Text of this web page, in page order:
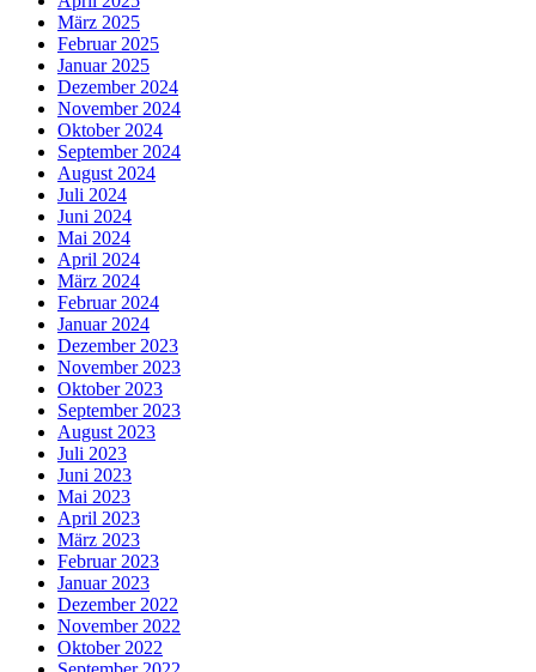
März 2025
Februar 2025
Januar 2025
Dezember 2024
November 2024
Oktober 2024
September 2024
August 2024
Juli 2024
Juni 2024
Mai 2024
April 2024
März 2024
Februar 2024
Januar 2024
Dezember 2023
November 2023
Oktober 2023
September 2023
August 2023
Juli 2023
Juni 2023
Mai 2023
April 2023
März 2023
Februar 2023
Januar 2023
Dezember 2022
November 2022
Oktober 2022